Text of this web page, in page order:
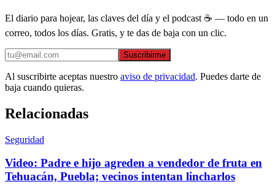
El diario para hojear, las claves del día y el podcast ☕ — todo en un
correo, todos los días. Gratis, y te das de baja con un clic.
Suscribirme
Al suscribirte aceptas nuestro aviso de privacidad. Puedes darte de
baja cuando quieras.
Relacionadas
Seguridad
Video: Padre e hijo agreden a vendedor de fruta en
Tehuacán, Puebla; vecinos intentan lincharlos